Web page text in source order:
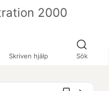
Skriven hjälp Sök
2000